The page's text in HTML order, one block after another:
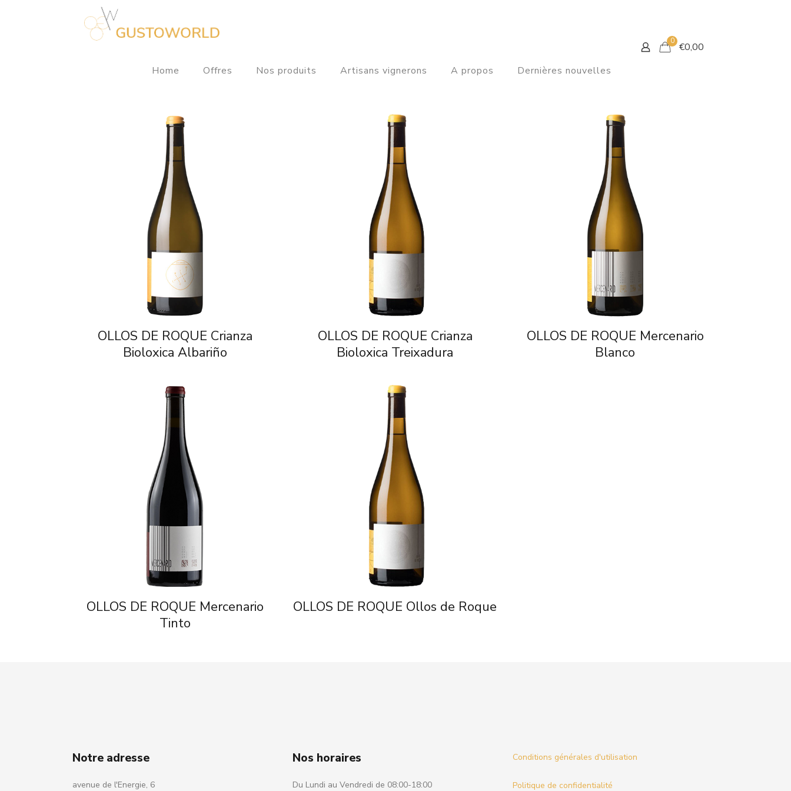
Home Offres Nos produits Artisans vignerons A propos Dernières nouvelles
0 €0,00
OLLOS DE ROQUE Crianza
Bioloxica Albariño
OLLOS DE ROQUE Crianza
Bioloxica Treixadura
OLLOS DE ROQUE Mercenario
Blanco
OLLOS DE ROQUE Mercenario
Tinto
OLLOS DE ROQUE Ollos de Roque
Notre adresse
avenue de l'Energie, 6
Nos horaires
Du Lundi au Vendredi de 08:00-18:00
Conditions générales d'utilisation
Politique de confidentialité